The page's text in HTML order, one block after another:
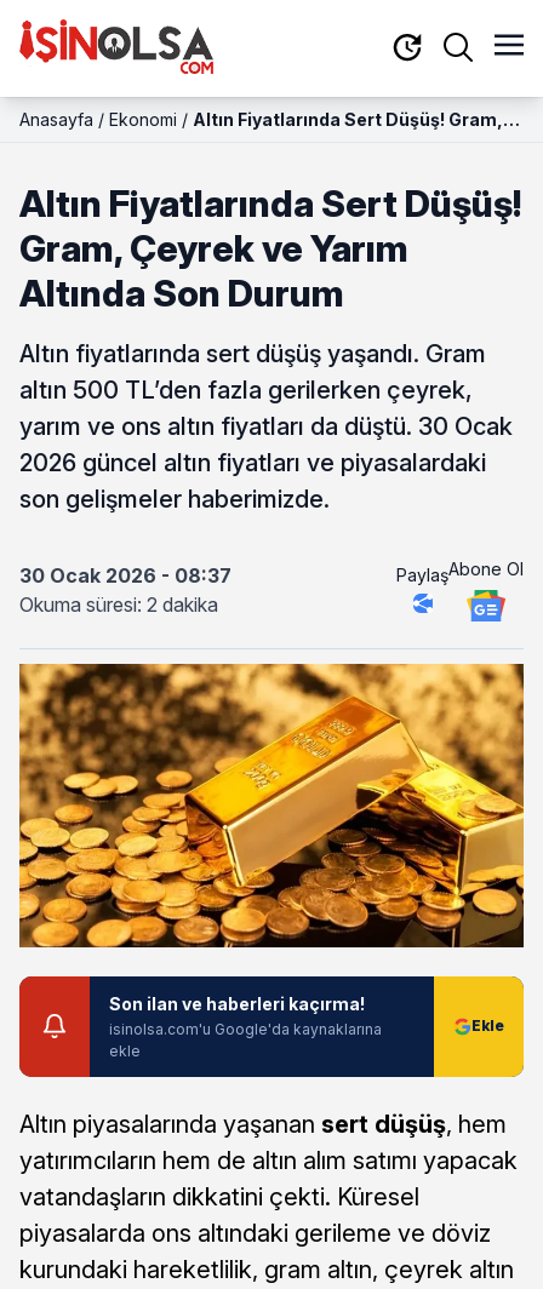
Anasayfa / Ekonomi / Altın Fiyatlarında Sert Düşüş! Gram,
Altın Fiyatlarında Sert Düşüş!
Gram, Çeyrek ve Yarım
Altında Son Durum
Altın fiyatlarında sert düşüş yaşandı. Gram
altın 500 TL’den fazla gerilerken çeyrek,
yarım ve ons altın fiyatları da düştü. 30 Ocak
2026 güncel altın fiyatları ve piyasalardaki
son gelişmeler haberimizde.
30 Ocak 2026 - 08:37
Okuma süresi: 2 dakika
PaylaşAbone Ol
Son ilan ve haberleri kaçırma!
isinolsa.com'u Google'da kaynaklarına
ekle
Altın piyasalarında yaşanan sert düşüş, hem
yatırımcıların hem de altın alım satımı yapacak
vatandaşların dikkatini çekti. Küresel
piyasalarda ons altındaki gerileme ve döviz
kurundaki hareketlilik, gram altın, çeyrek altın